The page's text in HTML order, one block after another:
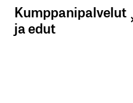
Kumppanipalvelut
ja edut